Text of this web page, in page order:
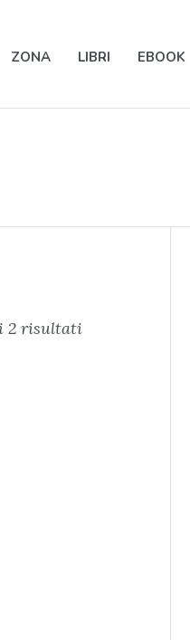
ZONA LIBRI EBOOK
2 risultati